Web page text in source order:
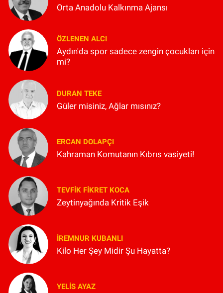
Orta Anadolu Kalkınma Ajansı
ÖZLENEN ALCI
Aydın'da spor sadece zengin çocukları için
mi?
DURAN TEKE
Güler misiniz, Ağlar mısınız?
ERCAN DOLAPÇI
Kahraman Komutanın Kıbrıs vasiyeti!
TEVFIK FIKRET KOCA
Zeytinyağında Kritik Eşik
İREMNUR KUBANLI
Kilo Her Şey Midir Şu Hayatta?
YELIS AYAZ